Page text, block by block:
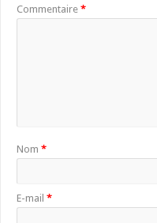
Commentaire *
Nom *
E-mail *